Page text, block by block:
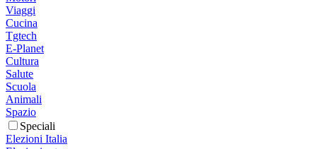
Viaggi
Cucina
Tgtech
E-Planet
Cultura
Salute
Scuola
Animali
Spazio
Speciali
Elezioni Italia